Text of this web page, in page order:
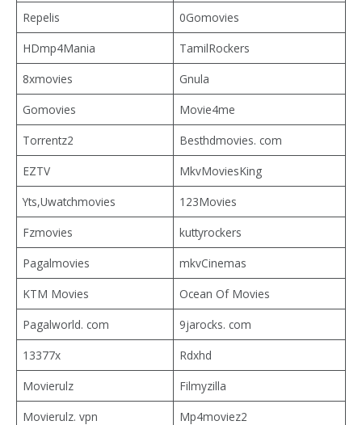
Repelis
0Gomovies
HDmp4Mania
TamilRockers
8xmovies
Gnula
Gomovies
Movie4me
Torrentz2
Besthdmovies. com
EZTV
MkvMoviesKing
Yts,Uwatchmovies
123Movies
Fzmovies
kuttyrockers
Pagalmovies
mkvCinemas
KTM Movies
Ocean Of Movies
Pagalworld. com
9jarocks. com
13377x
Rdxhd
Movierulz
Filmyzilla
Movierulz. vpn
Mp4moviez2